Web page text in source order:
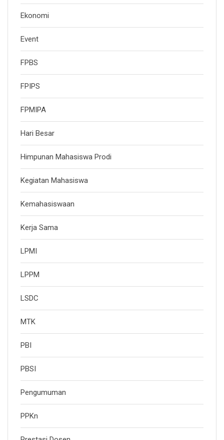
Ekonomi
Event
FPBS
FPIPS
FPMIPA
Hari Besar
Himpunan Mahasiswa Prodi
Kegiatan Mahasiswa
Kemahasiswaan
Kerja Sama
LPMI
LPPM
LSDC
MTK
PBI
PBSI
Pengumuman
PPKn